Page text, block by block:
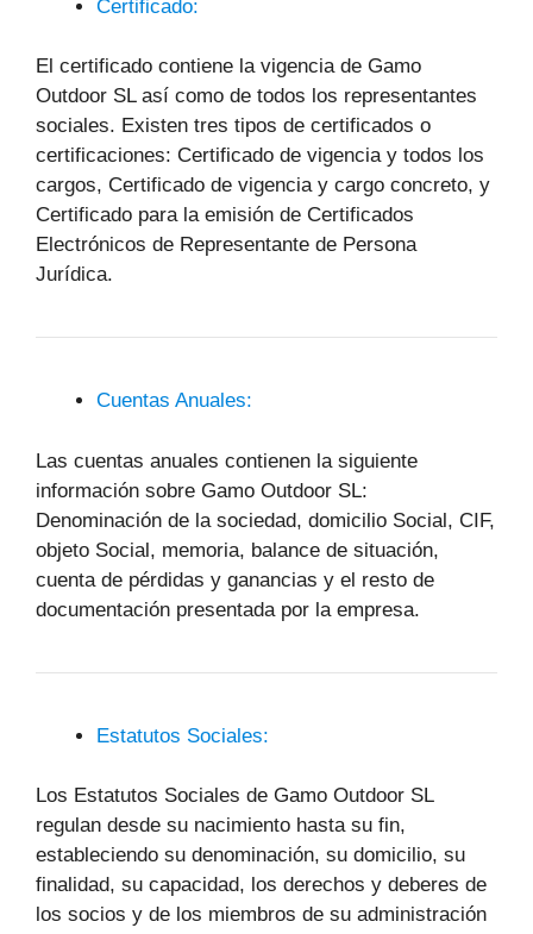
Certificado:
El certificado contiene la vigencia de Gamo
Outdoor SL así como de todos los representantes
sociales. Existen tres tipos de certificados o
certificaciones: Certificado de vigencia y todos los
cargos, Certificado de vigencia y cargo concreto, y
Certificado para la emisión de Certificados
Electrónicos de Representante de Persona
Jurídica.
Cuentas Anuales:
Las cuentas anuales contienen la siguiente
información sobre Gamo Outdoor SL:
Denominación de la sociedad, domicilio Social, CIF,
objeto Social, memoria, balance de situación,
cuenta de pérdidas y ganancias y el resto de
documentación presentada por la empresa.
Estatutos Sociales:
Los Estatutos Sociales de Gamo Outdoor SL
regulan desde su nacimiento hasta su fin,
estableciendo su denominación, su domicilio, su
finalidad, su capacidad, los derechos y deberes de
los socios y de los miembros de su administración